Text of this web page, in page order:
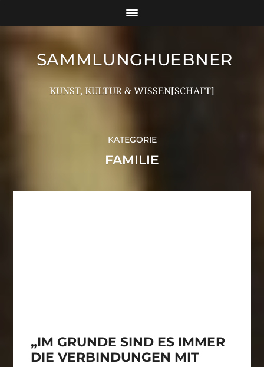
SAMMLUNGHUEBNER
KUNST, KULTUR & WISSEN[SCHAFT]
KATEGORIE
FAMILIE
„IM GRUNDE SIND ES IMMER
DIE VERBINDUNGEN MIT